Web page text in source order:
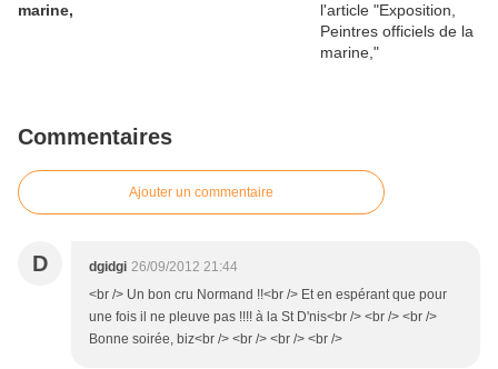
marine,
Commentaires
Ajouter un commentaire
D dgidgi 26/09/2012 21:44
<br /> Un bon cru Normand !!<br /> Et en espérant que pour
une fois il ne pleuve pas !!!! à la St D'nis<br /> <br /> <br />
Bonne soirée, biz<br /> <br /> <br /> <br />